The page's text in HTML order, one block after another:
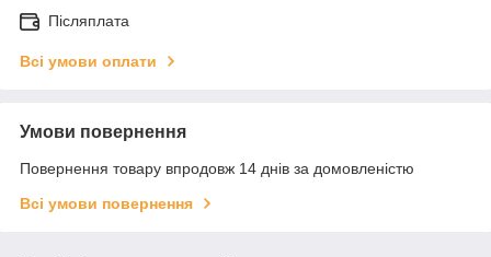
Післяплата
Всі умови оплати
Умови повернення
Повернення товару впродовж 14 днів за домовленістю
Всі умови повернення